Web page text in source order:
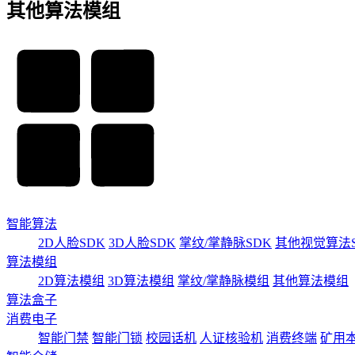
其他算法模组
智能算法
2D人脸SDK 3D人脸SDK 掌纹/掌静脉SDK 其他视觉算法
算法模组
2D算法模组 3D算法模组 掌纹/掌静脉模组 其他算法模组
算法盒子
消费电子
智能门禁 智能门锁 校园话机 人证核验机 消费终端 矿用